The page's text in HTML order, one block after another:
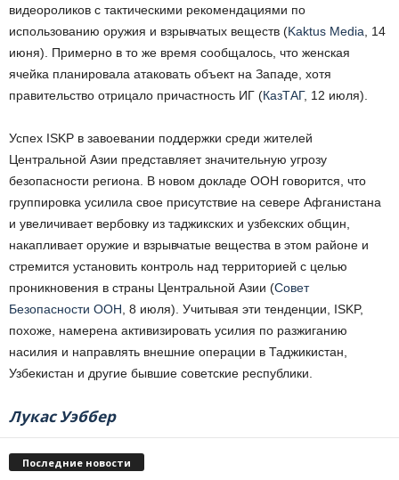
видеороликов с тактическими рекомендациями по
использованию оружия и взрывчатых веществ (Kaktus Media , 14
июня). Примерно в то же время сообщалось, что женская
ячейка планировала атаковать объект на Западе, хотя
правительство отрицало причастность ИГ (КазТАГ, 12 июля).
Успех ISKP в завоевании поддержки среди жителей
Центральной Азии представляет значительную угрозу
безопасности региона. В новом докладе ООН говорится, что
группировка усилила свое присутствие на севере Афганистана
и увеличивает вербовку из таджикских и узбекских общин,
накапливает оружие и взрывчатые вещества в этом районе и
стремится установить контроль над территорией с целью
проникновения в страны Центральной Азии (Совет
Безопасности ООН , 8 июля). Учитывая эти тенденции, ISKP,
похоже, намерена активизировать усилия по разжиганию
насилия и направлять внешние операции в Таджикистан,
Узбекистан и другие бывшие советские республики.
Лукас Уэббер
Последние новости